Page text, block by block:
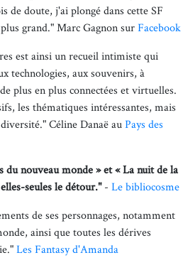
de doute, j'ai plongé dans cette SF
grand." Marc Gagnon surFacebook
est ainsi un recueil intimiste qui
technologies, aux souvenirs, à
plus en plus connectées et virtuelles.
les thématiques intéressantes, mais
Céline Danaë auPays des
du nouveau monde » et « La nuit de la
seules le détour."- Le bibliocosme
de ses personnages, notamment
ainsi que toutes les dérives
Les Fantasy d'Amanda